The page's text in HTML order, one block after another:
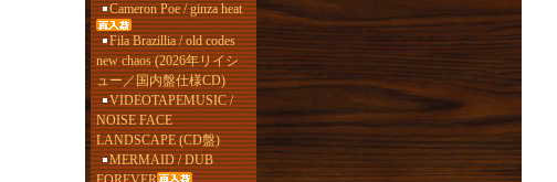
Cameron Poe / ginza heat
Fila Brazillia / old codes
new chaos (2026年リイシ
ュー／国内盤仕様CD)
VIDEOTAPEMUSIC /
NOISE FACE
LANDSCAPE (CD盤)
MERMAID / DUB